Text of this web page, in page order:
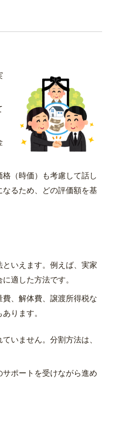
（時価）も考慮して話し
るため、どの評価額を基
いえます。例えば、実家
適した方法です。
、解体費、譲渡所得税な
ります。
いません。分割方法は、
ポートを受けながら進め